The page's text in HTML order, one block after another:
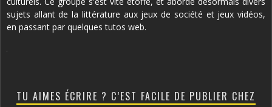
sujets allant de la littérature aux jeux de société et jeux vidéos,
en passant par quelques tutos web.
TU AIMES ÉCRIRE ? C’EST FACILE DE PUBLIER CHEZ